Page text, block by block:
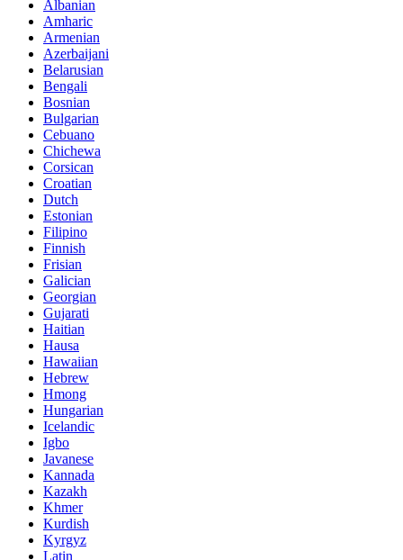
Albanian
Amharic
Armenian
Azerbaijani
Belarusian
Bengali
Bosnian
Bulgarian
Cebuano
Chichewa
Corsican
Croatian
Dutch
Estonian
Filipino
Finnish
Frisian
Galician
Georgian
Gujarati
Haitian
Hausa
Hawaiian
Hebrew
Hmong
Hungarian
Icelandic
Igbo
Javanese
Kannada
Kazakh
Khmer
Kurdish
Kyrgyz
Latin